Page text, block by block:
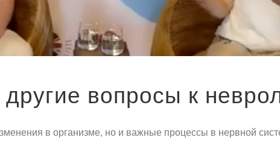
вопросы к
в организме, но и важные процессы в нервной